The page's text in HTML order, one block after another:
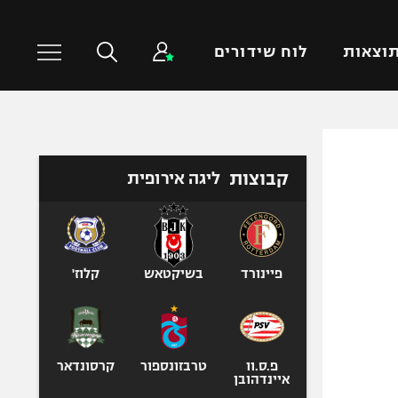
תוצאות לוח שידורים
טניס
כדוריד
כדורעף
שחייה
אגרוף
ספורט אולימפי
UFC
קבוצות ליגה אירופית
פיינורד בשיקטאש קלוז'
פ.ס.וו
איינדהובן
טרבזונספור קרסונדאר